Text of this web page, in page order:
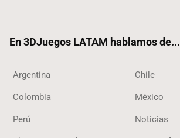
En 3DJuegos LATAM hablamos de...
Argentina Chile
Colombia México
Perú Noticias